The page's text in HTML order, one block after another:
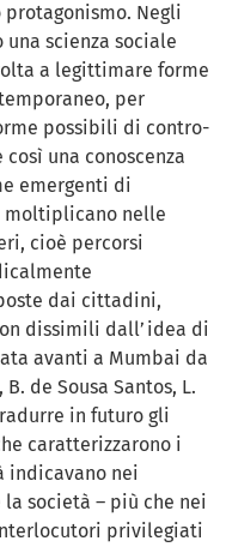
Negli
scienza sociale
a legittimare forme
per
possibili di contro-
una conoscenza
emergenti di
moltiplicano nelle
cioè percorsi
dai cittadini,
dissimili dall’idea di
avanti a Mumbai da
de Sousa Santos, L.
in futuro gli
caratterizzarono i
indicavano nei
società – più che nei
privilegiati